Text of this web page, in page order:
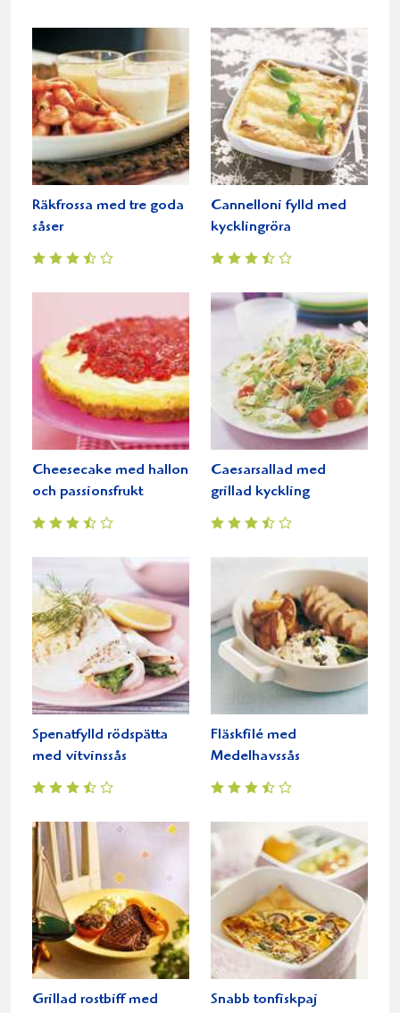
Räkfrossa med tre goda
såser
Cannelloni fylld med
kycklingröra
Cheesecake med hallon
och passionsfrukt
Caesarsallad med
grillad kyckling
Spenatfylld rödspätta
med vitvinssås
Fläskfilé med
Medelhavssås
Grillad rostbiff med
Snabb tonfiskpaj